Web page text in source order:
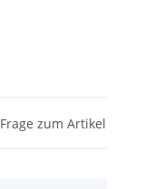
Frage zum Artikel